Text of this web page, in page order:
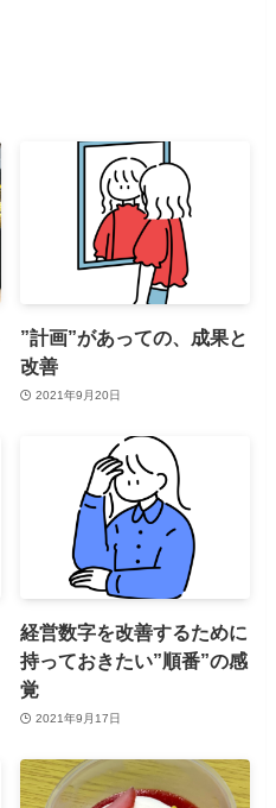
”計画”があっての、成果と
改善
2021年9月20日
経営数字を改善するために
持っておきたい”順番”の感
覚
2021年9月17日